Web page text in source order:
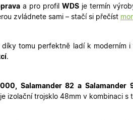
a pro profilWDS je termín
zvládnete sami – stačí si přečíst
díky tomu perfektně ladí k moderním
.
Salamander 82 a Salamander
izolační trojsklo 48mm v kombinaci s
Tento soubor cookie je nezbytný pro bezpečné
uživatele přihlášeného během návštěvy e-
Tento soubor cookie se používá k uložení